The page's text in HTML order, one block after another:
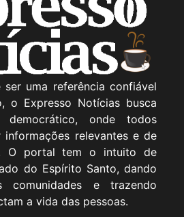
uma referência confiável
o Expresso Notícias busca
onde todos
informações relevantes e de
O portal tem o intuito de
do Espírito Santo, dando
comunidades e trazendo
a vida das pessoas.